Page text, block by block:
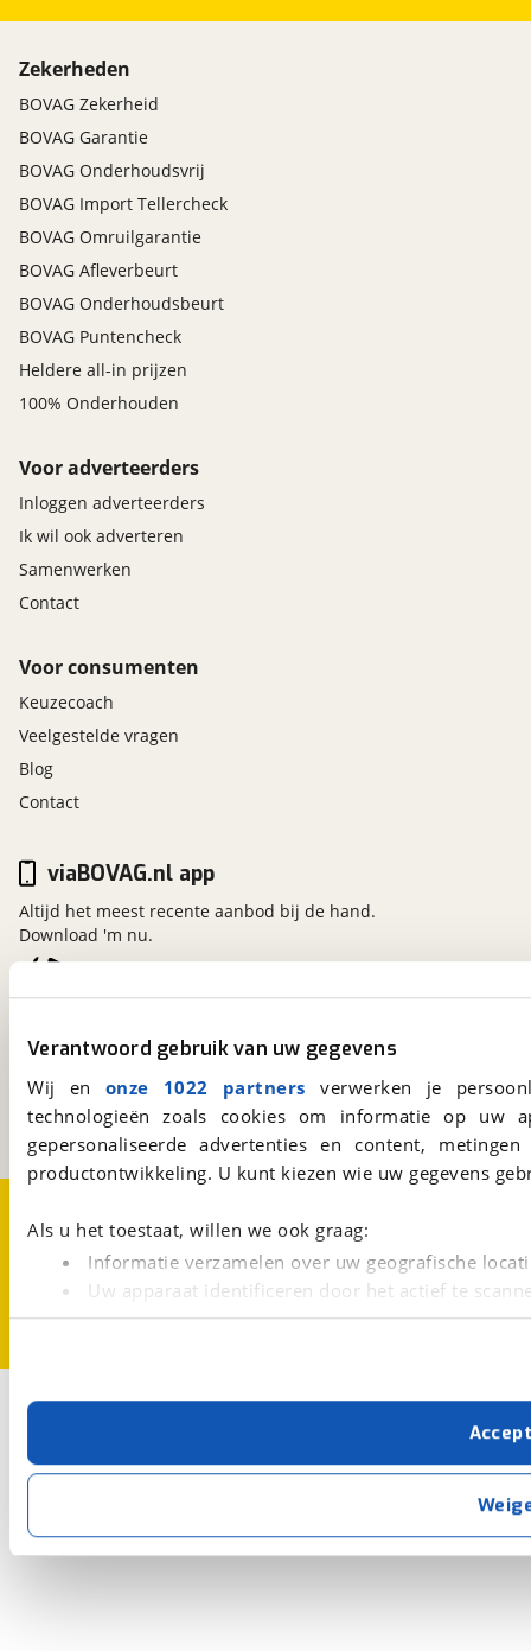
Verantwoord gebruik van uw gegevens
Wij en onze 1022 partners verwerken je
technologieën zoals cookies om informatie op
gepersonaliseerde advertenties en content,
productontwikkeling. U kunt kiezen wie uw gegevens
Als u het toestaat, willen we ook graag:
Informatie verzamelen over uw geografische
Uw apparaat identificeren door het actief te
Lees meer over hoe uw persoonlijke gegevens worden
Met cookies en vergelijkbare technieken zorgen we
cookies zorgen ervoor dat de website goed werkt.
verbeteren. We tonen je graag relevante advertenties
buiten onze website volgt – uiteraard op
privacyverklaring
. Als je weigert, plaatsen we alleen
kun je later altijd aanpassen via devoorkeurenpagina.
bots waarschuwing systeem
Brake Assist System
elektronische remkrachtverdeling
Elektronisch Stabiliteits Programma
file assistent
grootlichtassistent
hill hold functie
hoofd airbag(s) achter
hoofd airbag(s) voor
hoofdsteunen actief
passagiersairbag
rijstrooksensor met correctie
verkeersbord detectie
zij airbag(s) voor
Zekerheden
BOVAG Zekerheid
BOVAG Garantie
BOVAG Onderhoudsvrij
BOVAG Import Tellercheck
BOVAG Omruilgarantie
BOVAG Afleverbeurt
BOVAG Onderhoudsbeurt
BOVAG Puntencheck
Heldere all-in prijzen
100% Onderhouden
Voor adverteerders
Inloggen adverteerders
Ik wil ook adverteren
Samenwerken
Contact
Voor consumenten
Keuzecoach
Veelgestelde vragen
Blog
Contact
Kosterijland15
Bunnik
Een initiatief van
BOVAG
viaBOVAG.nl app
Altijd het meest recente aanbod bij de hand.
Download 'm nu.
CookievoorkeurenVacatures